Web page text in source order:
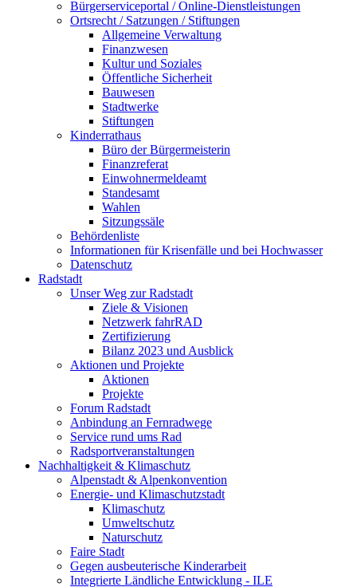
Bürgerserviceportal / Online-Dienstleistungen
Ortsrecht / Satzungen / Stiftungen
Allgemeine Verwaltung
Finanzwesen
Kultur und Soziales
Öffentliche Sicherheit
Bauwesen
Stadtwerke
Stiftungen
Kinderrathaus
Büro der Bürgermeisterin
Finanzreferat
Einwohnermeldeamt
Standesamt
Wahlen
Sitzungssäle
Behördenliste
Informationen für Krisenfälle und bei Hochwasser
Datenschutz
Radstadt
Unser Weg zur Radstadt
Ziele & Visionen
Netzwerk fahrRAD
Zertifizierung
Bilanz 2023 und Ausblick
Aktionen und Projekte
Aktionen
Projekte
Forum Radstadt
Anbindung an Fernradwege
Service rund ums Rad
Radsportveranstaltungen
Nachhaltigkeit & Klimaschutz
Alpenstadt & Alpenkonvention
Energie- und Klimaschutzstadt
Klimaschutz
Umweltschutz
Naturschutz
Faire Stadt
Gegen ausbeuterische Kinderarbeit
Integrierte Ländliche Entwicklung - ILE